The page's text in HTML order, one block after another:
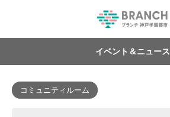
イベント＆ニュース
コミュニティルーム